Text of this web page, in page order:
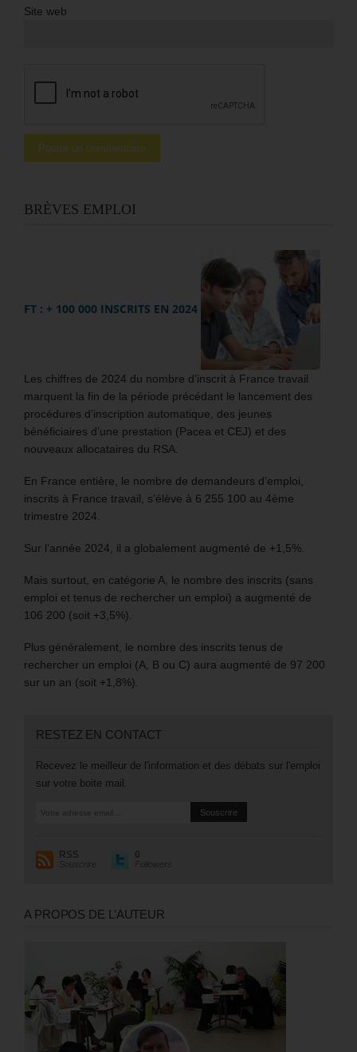
Site web
BRÈVES EMPLOI
FT : + 100 000 INSCRITS EN 2024
Les chiffres de 2024 du nombre d’inscrit à France travail
marquent la fin de la période précédant le lancement des
procédures d’inscription automatique, des jeunes
bénéficiaires d’une prestation (Pacea et CEJ) et des
nouveaux allocataires du RSA.
En France entière, le nombre de demandeurs d’emploi,
inscrits à France travail, s’élève à 6 255 100 au 4ème
trimestre 2024.
Sur l’année 2024, il a globalement augmenté de +1,5%.
Mais surtout, en catégorie A, le nombre des inscrits (sans
emploi et tenus de rechercher un emploi) a augmenté de
106 200 (soit +3,5%).
Plus généralement, le nombre des inscrits tenus de
rechercher un emploi (A, B ou C) aura augmenté de 97 200
sur un an (soit +1,8%).
RESTEZ EN CONTACT
Recevez le meilleur de l'information et des débats sur l'emploi
sur votre boite mail.
RSS
Souscrire
0
Followers
A PROPOS DE L’AUTEUR